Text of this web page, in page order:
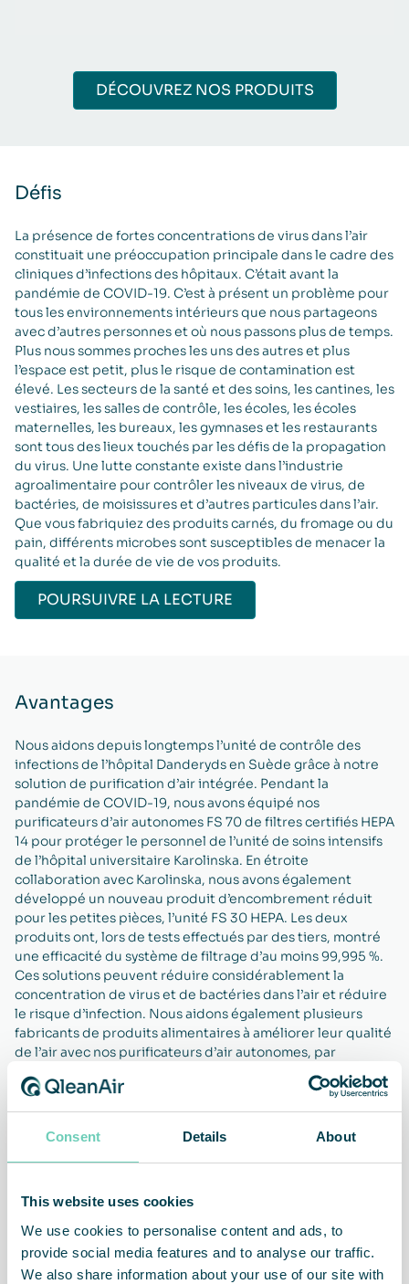
Consent Details About
This website uses cookies
We use cookies to personalise content and ads, to
provide social media features and to analyse our traffic.
We also share information about your use of our site with
DÉCOUVREZ NOS PRODUITS
Défis
La présence de fortes concentrations de virus dans l’air
constituait une préoccupation principale dans le cadre des
cliniques d’infections des hôpitaux. C’était avant la
pandémie de COVID-19. C’est à présent un problème pour
tous les environnements intérieurs que nous partageons
avec d’autres personnes et où nous passons plus de temps.
Plus nous sommes proches les uns des autres et plus
l’espace est petit, plus le risque de contamination est
élevé. Les secteurs de la santé et des soins, les cantines, les
vestiaires, les salles de contrôle, les écoles, les écoles
maternelles, les bureaux, les gymnases et les restaurants
sont tous des lieux touchés par les défis de la propagation
du virus. Une lutte constante existe dans l’industrie
agroalimentaire pour contrôler les niveaux de virus, de
bactéries, de moisissures et d’autres particules dans l’air.
Que vous fabriquiez des produits carnés, du fromage ou du
pain, différents microbes sont susceptibles de menacer la
qualité et la durée de vie de vos produits.
POURSUIVRE LA LECTURE
Avantages
Nous aidons depuis longtemps l’unité de contrôle des
infections de l’hôpital Danderyds en Suède grâce à notre
solution de purification d’air intégrée. Pendant la
pandémie de COVID-19, nous avons équipé nos
purificateurs d’air autonomes FS 70 de filtres certifiés HEPA
14 pour protéger le personnel de l’unité de soins intensifs
de l’hôpital universitaire Karolinska. En étroite
collaboration avec Karolinska, nous avons également
développé un nouveau produit d’encombrement réduit
pour les petites pièces, l’unité FS 30 HEPA. Les deux
produits ont, lors de tests effectués par des tiers, montré
une efficacité du système de filtrage d’au moins 99,995 %.
Ces solutions peuvent réduire considérablement la
concentration de virus et de bactéries dans l’air et réduire
le risque d’infection. Nous aidons également plusieurs
fabricants de produits alimentaires à améliorer leur qualité
de l’air avec nos purificateurs d’air autonomes, par
exemple dans la boulangerie, la fabrication de fromage et
la production de mets biologiques frais. L’unité FS 70 FG
HEPA est l’un des produits spécialement développés pour
l’industrie agroalimentaire.
Moins de virus et de
bactéries dans l’air
Personnel en meilleure
santé